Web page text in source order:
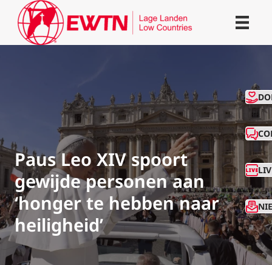
Paus Leo XIV spoort
gewijde personen aan
‘honger te hebben naar
heiligheid’